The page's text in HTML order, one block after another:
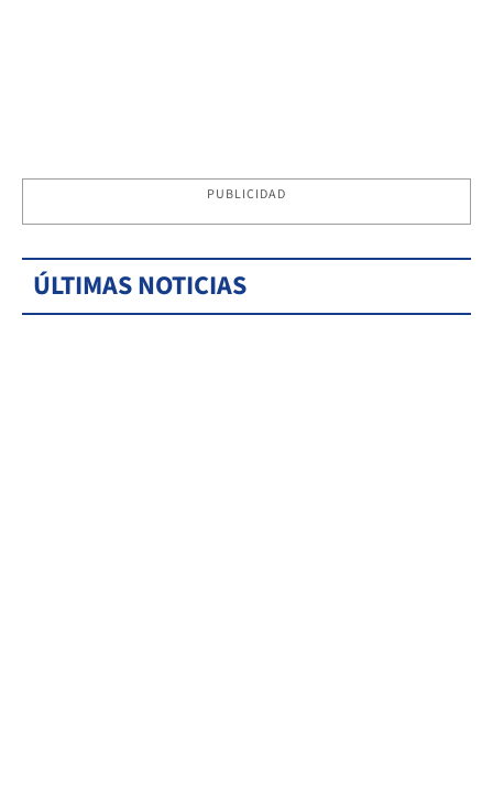
PUBLICIDAD
ÚLTIMAS NOTICIAS